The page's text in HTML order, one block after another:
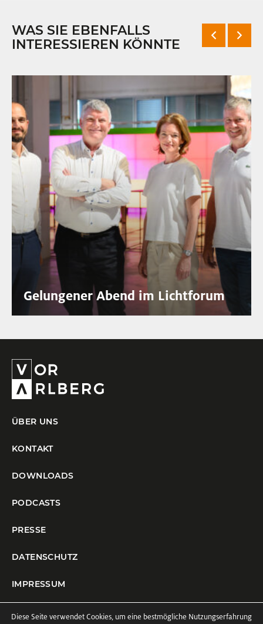
WAS SIE EBENFALLS
INTERESSIEREN KÖNNTE
Gelungener Abend im Lichtforum
ÜBER UNS
KONTAKT
DOWNLOADS
PODCASTS
PRESSE
DATENSCHUTZ
IMPRESSUM
COOKIE-EINSTELLUNGEN
Diese Seite verwendet Cookies, um eine bestmögliche Nutzungserfahrung